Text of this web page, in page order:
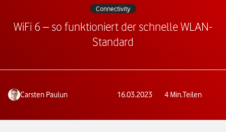
Connectivity
WiFi 6 – so funktioniert der schnelle WLAN-
Standard
Carsten Paulun 16.03.2023 4 Min.Teilen